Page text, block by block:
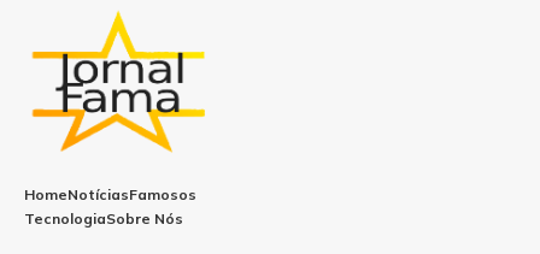
HomeNotíciasFamosos
TecnologiaSobre Nós